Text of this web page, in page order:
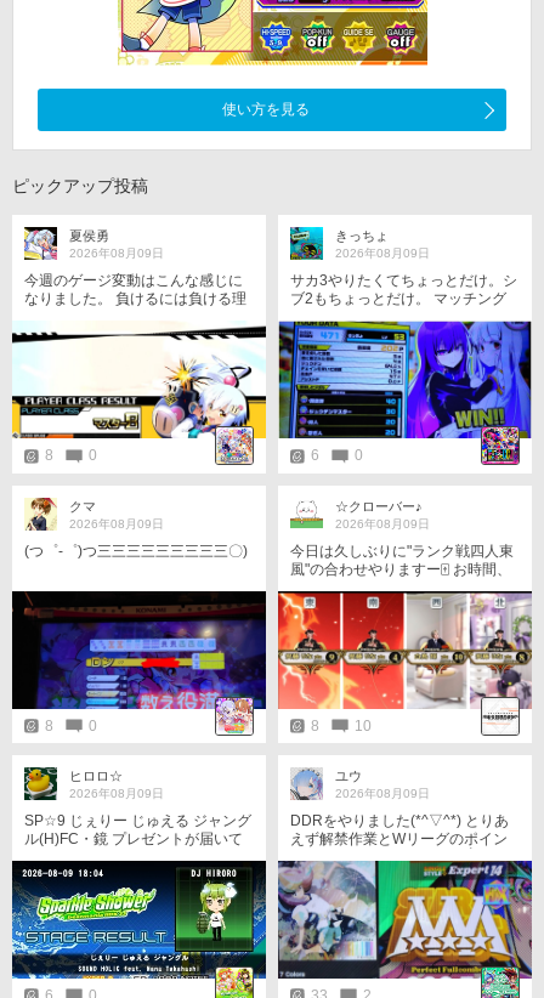
使い方を見る
ピックアップ投稿
夏侯勇
2026年08月09日
今週のゲージ変動はこんな感じに
なりました。 負けるには負ける理
由があり、自分責任じゃない部分
で負けてることもあります。が、
それを嘆いたところで試合が覆る
訳でもなく、勝てる立ち回りが出
来なかった自分の責任ということ
にした方がまだ幾分か気は楽にな
ります。 ただ暫くは…比較的戦績
のいい(勝率がマシな方の)ブラスを
初期ピックで回していこうと思い
8 0
きっちょ
2026年08月09日
サカ3やりたくてちょっとだけ。シ
ブ2もちょっとだけ。 マッチング
ありがとうございました！ 最後に
した試合、デグチ戦(守)で盛大にや
らかしたのが最大の反省ポイン
ト。すいませんでした。。
6 0
クマ
2026年08月09日
(つ゜-゜)つ三三三三三三三三三〇)
8 0
☆クローバー♪
2026年08月09日
今日は久しぶりに"ランク戦四人東
風"の合わせやりますー🀄️ お時間、
0〜、21:00〜、21:30〜の3回参戦
時間になった瞬間に入ります、も
し同卓した際はよろしくお願いし
ます🍀 画像は昨日フレさんで集ま
った時のものです(⁠^⁠^⁠)✨️
8 10
ヒロロ☆
2026年08月09日
SP☆9 じぇりー じゅえる ジャング
ル(H)FC・鏡 プレゼントが届いて
いたので、返品チャレンジを。 正
規だといつも同じ箇所で切れるの
で、試しに鏡でやってみました(^_
^)ゞ POORは出ましたが、なんと
かフル○ン出来たので良かったです
(*◎ω◎*) そしてスコアは伸びたも
のの、返品は失敗でしたヾ(‘～` )ゞ
ｗ
ユウ
2026年08月09日
DDRをやりました(*^▽^*) とりあ
えず解禁作業とWリーグのポイン
ト稼ぎを兼ねてやりました✋️ 初見
PFCで、とりあえずエリアトップ
タイ♪